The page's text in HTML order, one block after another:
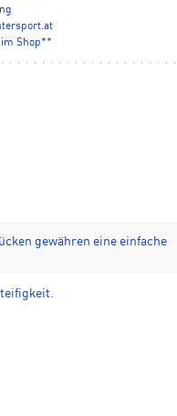
Shop**
gewähren eine einfache